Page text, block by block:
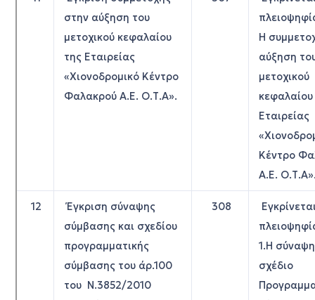
στην αύξηση του
μετοχικού κεφαλαίου
της Εταιρείας
«Χιονοδρομικό Κέντρο
Φαλακρού Α.Ε. Ο.Τ.Α».
Η
αύξηση
μετοχικού
Εταιρείας
Κέντρο
Α.Ε.
12
Έγκριση σύναψης
σύμβασης και σχεδίου
προγραμματικής
σύμβασης του άρ.100
του Ν.3852/2010
308
1.Η
σχέδιο